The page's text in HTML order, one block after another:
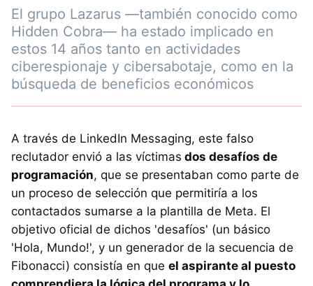
El grupo Lazarus —también conocido como
Hidden Cobra— ha estado implicado en
estos 14 años tanto en actividades
ciberespionaje y cibersabotaje, como en la
búsqueda de beneficios económicos
A través de LinkedIn Messaging, este falso
reclutador envió a las víctimas dos desafíos de
programación, que se presentaban como parte de
un proceso de selección que permitiría a los
contactados sumarse a la plantilla de Meta. El
objetivo oficial de dichos 'desafíos' (un básico
'Hola, Mundo!', y un generador de la secuencia de
Fibonacci) consistía en que el aspirante al puesto